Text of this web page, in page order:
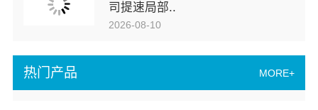
热门产品 MORE+
司提速局部..
2026-08-10